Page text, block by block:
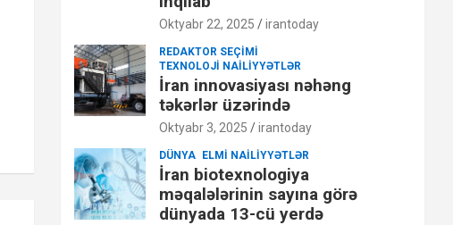
Oktyabr 22, 2025 irantoday
REDAKTOR SEÇIMI
TEXNOLOJI NAILIYYƏTLƏR
İran innovasiyası nəhəng
təkərlər üzərində
Oktyabr 3, 2025 irantoday
DÜNYA ELMI NAILIYYƏTLƏR
İran biotexnologiya
məqalələrinin sayına görə
dünyada 13-cü yerdə